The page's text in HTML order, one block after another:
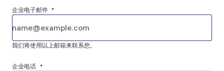
企业电子邮件 *
我们将使用以上邮箱来联系您。
企业电话 *